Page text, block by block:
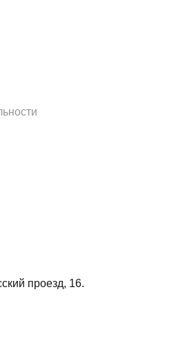
проезд, 16.